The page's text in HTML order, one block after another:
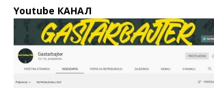
Youtube КАНАЛ